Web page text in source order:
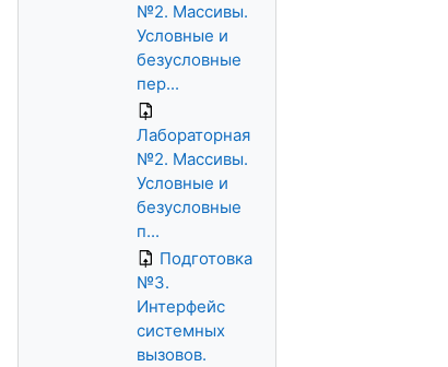
№2. Массивы.
Условные и
безусловные
пер...
Лабораторная
№2. Массивы.
Условные и
безусловные
п...
Подготовка
№3.
Интерфейс
системных
вызовов.